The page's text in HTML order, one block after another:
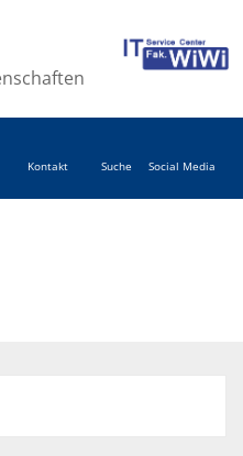
Kontakt Suche Social Media